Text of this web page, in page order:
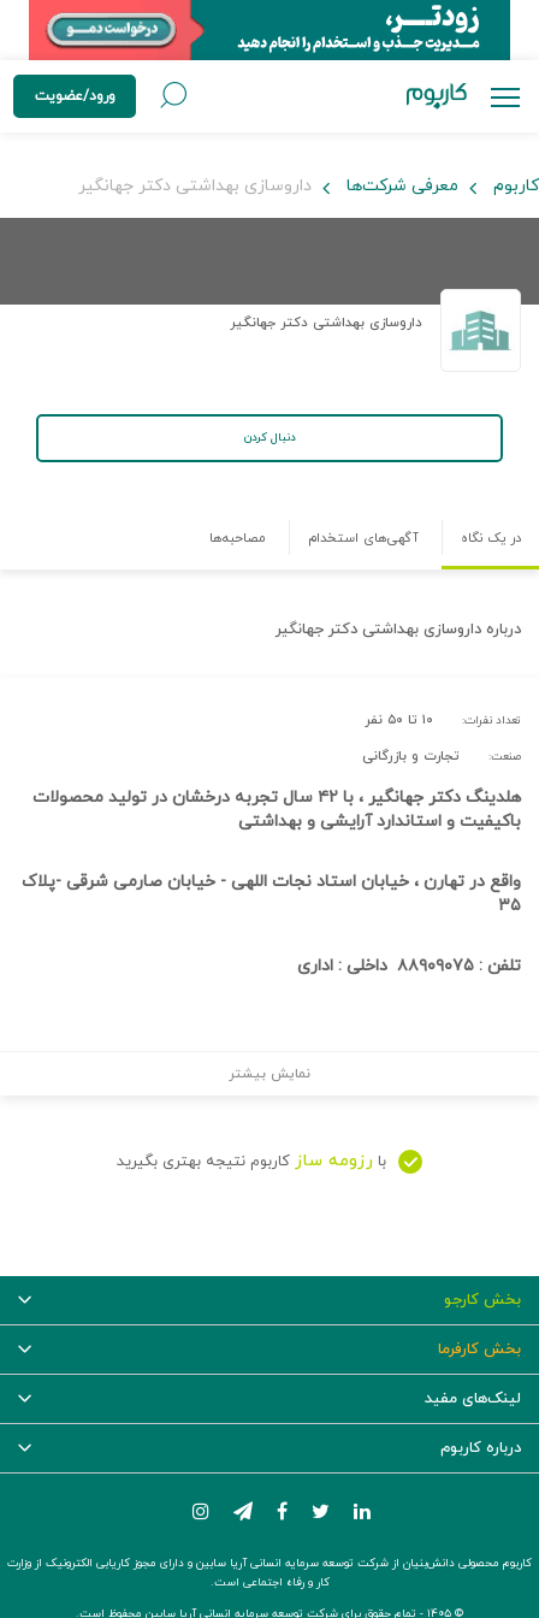
ورود/عضویت
کاربوم معرفی شرکت‌ها داروسازی بهداشتی دکتر جهانگیر
داروسازی بهداشتی دکتر جهانگیر
دنبال کردن
در یک نگاه آگهی‌های استخدام مصاحبه‌ها
درباره داروسازی بهداشتی دکتر جهانگیر
تعداد نفرات: ۱۰ تا ۵۰ نفر
صنعت: تجارت و بازرگانی
هلدینگ دکتر جهانگیر ، با ۴۲ سال تجربه درخشان در تولید محصولات
باکیفیت و استاندارد آرایشی و بهداشتی
واقع در تهارن ، خیابان استاد نجات اللهی - خیابان صارمی شرقی -پلاک
۳۵
تلفن : ۸۸۹۰۹۰۷۵ داخلی : اداری
نمایش بیشتر
با رزومه ساز کاربوم نتیجه بهتری بگیرید
بخش کارجو
بخش کارفرما
لینک‌های مفید
درباره کاربوم
کاربوم محصولی دانش‌بنیان از شرکت توسعه سرمایه انسانی آریا سابین و دارای مجوز کاریابی الکترونیک از وزارت
کار و رفاه اجتماعی است.
© ۱۴۰۵ -
تمام حقوق برای شرکت توسعه سرمایه انسانی آریا سابین محفوظ است.